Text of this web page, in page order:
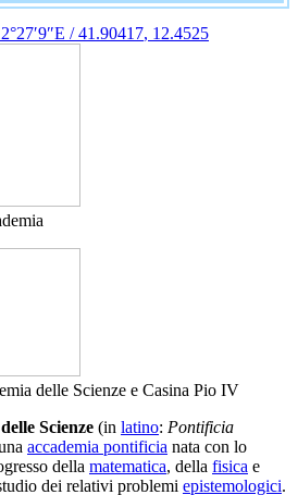
/41.90417, 12.4525
delle Scienze e Casina Pio IV
Scienze (in latino: Pontificia
accademia pontificia nata con lo
della matematica, della fisica e
dei relativi problemi epistemologici.